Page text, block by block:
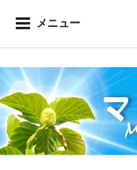
メニュー